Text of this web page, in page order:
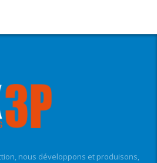
nous développons et produisons,